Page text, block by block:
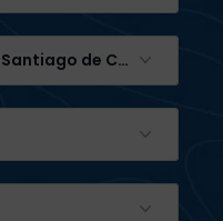
Santiago de Compostela